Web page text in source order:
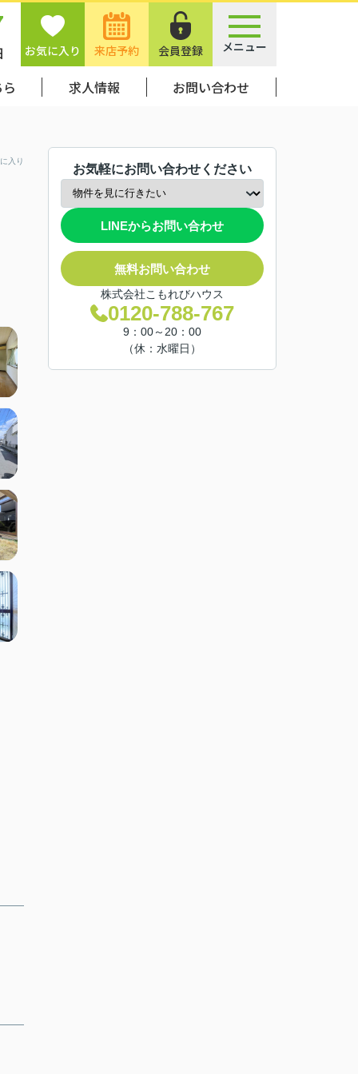
お気に入り 来店予約 会員登録 メニュー
求人情報 お問い合わせ
入り
お気軽にお問い合わせください
LINEからお問い合わせ
無料お問い合わせ
株式会社こもれびハウス
0120-788-767
9：00～20：00
（休：水曜日）